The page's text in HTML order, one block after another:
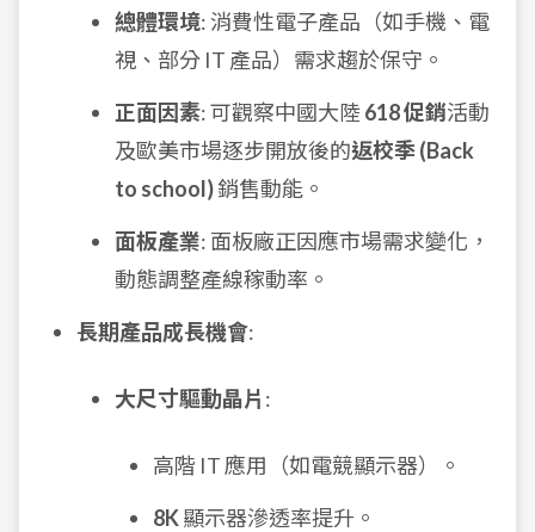
總體環境: 消費性電子產品（如手機、電
視、部分 IT 產品）需求趨於保守。
正面因素: 可觀察中國大陸 618 促銷活動
及歐美市場逐步開放後的返校季 (Back
to school)銷售動能。
面板產業: 面板廠正因應市場需求變化，
動態調整產線稼動率。
長期產品成長機會:
大尺寸驅動晶片 :
高階 IT 應用（如電競顯示器）。
8K顯示器滲透率提升。